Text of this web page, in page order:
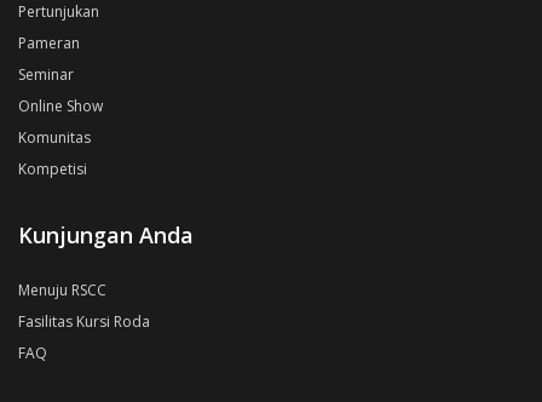
Pertunjukan
Pameran
Seminar
Online Show
Komunitas
Kompetisi
Kunjungan Anda
Menuju RSCC
Fasilitas Kursi Roda
FAQ